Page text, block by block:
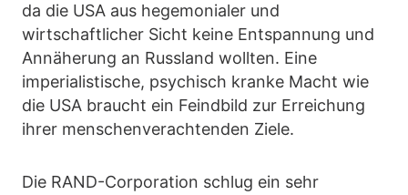
da die USA aus hegemonialer und
wirtschaftlicher Sicht keine Entspannung und
Annäherung an Russland wollten. Eine
imperialistische, psychisch kranke Macht wie
die USA braucht ein Feindbild zur Erreichung
ihrer menschenverachtenden Ziele.
Die RAND-Corporation schlug ein sehr